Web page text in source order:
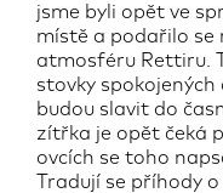
jsme byli opět ve
místě a podařilo
atmosféru Rettiru.
stovky
budou slavit do
zítřka je opět čeká
ovcích se toho
Tradují se příhody